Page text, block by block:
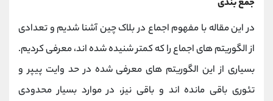
جمع بندی
در این مقاله با مفهوم اجماع در بلاک چین آشنا شدیم و تعدادی
از الگوریتم های اجماع را که کمتر شنیده شده اند، معرفی کردیم.
بسیاری از این الگوریتم های معرفی شده در حد وایت پیپر و
تئوری باقی مانده اند و باقی نیز، در موارد بسیار محدودی